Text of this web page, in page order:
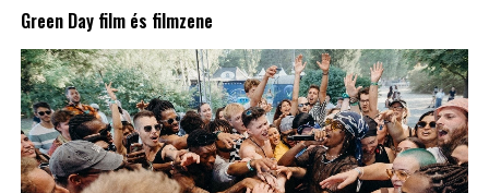
Green Day film és filmzene